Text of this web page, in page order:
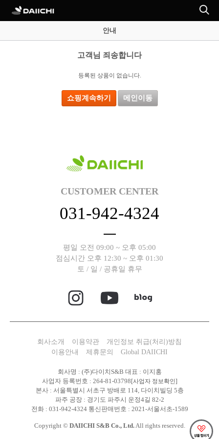
안내
고객님 죄송합니다
등록된 상품이 없습니다.
쇼핑계속하기 메인이동
CUSTOMER CENTER
031-942-4324
평일 오전 09:00 ~ 오후 05:00
점심시간 오후 12:30 ~ 오후 01:30
토 / 일 / 공휴일 휴무
회사소개 이용약관
개인정보 취급(처리)방침
이용안내
제휴문의 Global DAIICHI
회사명 : (주)다이치S&B 대표 : 이지홍
사업자 등록번호 : 264-81-03798[사업자 정보확인]
본사 : 서울특별시 서초구 방배로 114, 다이치빌딩 5층
파주 공장 : 경기도 파주시 운정4길 82-2
전화 : 031-942-4324 통신판매번호 : 2021-서울서초-1589
Copyright © DAIICHI S&B Co., Ltd.All rights reserved.